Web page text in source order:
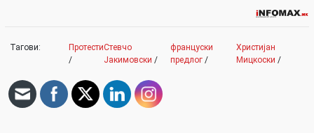
Тагови:
Протести
/
Стевчо
Јакимовски /
француски
предлог /
Христијан
Мицкоски /